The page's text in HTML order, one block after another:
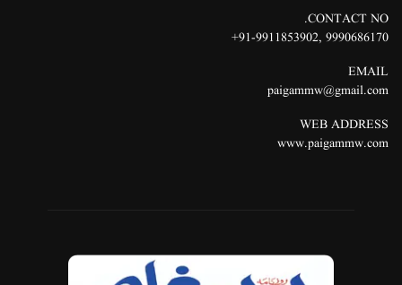
CONTACT NO.
9990686170
,
91-9911853902+
EMAIL
paigammw@gmail.com
WEB ADDRESS
www.paigammw.com